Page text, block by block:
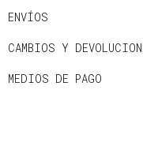
ENVÍOS
CAMBIOS Y
MEDIOS DE PAGO